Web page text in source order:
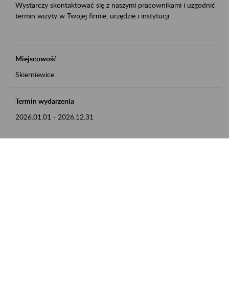
Wystarczy skontaktować się z naszymi pracownikami i uzgodnić
termin wizyty w Twojej firmie, urzędzie i instytucji.
Miejscowość
Skierniewice
Termin wydarzenia
2026.01.01 - 2026.12.31